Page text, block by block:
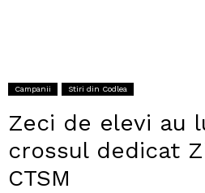
Campanii Stiri din Codlea
Zeci de elevi au
crossul dedicat
CTSM